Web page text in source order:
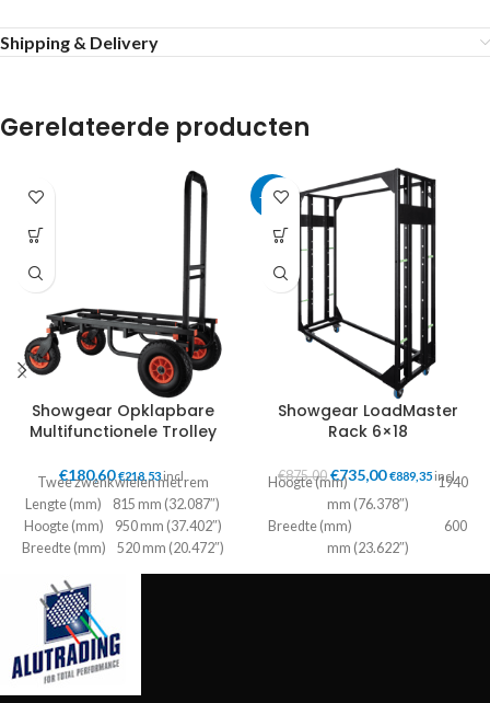
Shipping & Delivery
Gerelateerde producten
Showgear Opklapbare
Multifunctionele Trolley
€180,60 €218,53 incl.
Twee zwenkwielen met rem
Lengte (mm) 815 mm (32.087″)
Hoogte (mm) 950 mm (37.402″)
Breedte (mm) 520 mm (20.472″)
Gewicht 17.2 kg (37.919 lb)
Maximale Belasting 175 kg
(385.809 lb)
Kleur Zwart
Productsheets
-16%
Showgear LoadMaster
Rack 6×18
€875,00 €735,00 €889,35 incl.
Hoogte (mm) 1940
mm (76.378″)
Breedte (mm) 600
mm (23.622″)
Lengte (mm) 1600